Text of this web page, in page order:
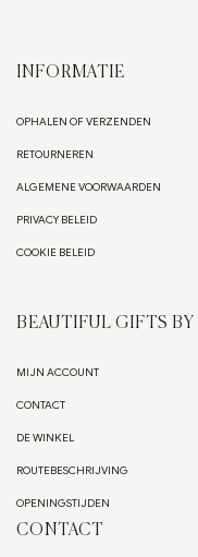
INFORMATIE
OPHALEN OF VERZENDEN
RETOURNEREN
ALGEMENE VOORWAARDEN
PRIVACY BELEID
COOKIE BELEID
BEAUTIFUL GIFTS BY
MIJN ACCOUNT
CONTACT
DE WINKEL
ROUTEBESCHRIJVING
OPENINGSTIJDEN
CONTACT